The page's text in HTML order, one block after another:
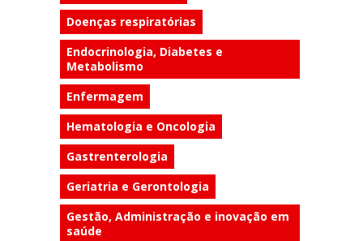
Doenças respiratórias
Endocrinologia, Diabetes e
Metabolismo
Enfermagem
Hematologia e Oncologia
Gastrenterologia
Geriatria e Gerontologia
Gestão, Administração e inovação em
saúde